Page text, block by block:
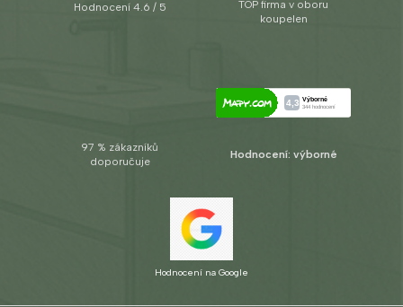
Hodnocení 4.6 / 5
TOP firma v oboru
koupelen
97 % zákazníků
doporučuje
Hodnocení: výborné
Hodnocení na Google